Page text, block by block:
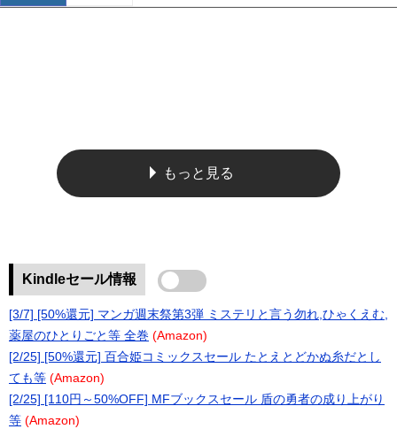
もっと見る
Kindleセール情報
[3/7] [50%還元] マンガ週末祭第3弾 ミステリと言う勿れ,ひゃくえむ,
薬屋のひとりごと等 全巻 (Amazon)
[2/25] [50%還元] 百合姫コミックスセール たとえとどかぬ糸だとし
ても等 (Amazon)
[2/25] [110円～50%OFF] MFブックスセール 盾の勇者の成り上がり
等 (Amazon)